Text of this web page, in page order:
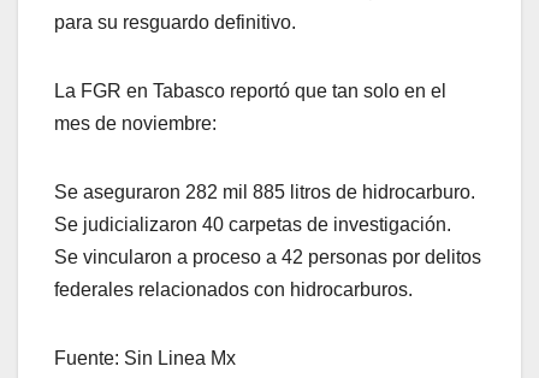
para su resguardo definitivo.
La FGR en Tabasco reportó que tan solo en el
mes de noviembre:
Se aseguraron 282 mil 885 litros de hidrocarburo.
Se judicializaron 40 carpetas de investigación.
Se vincularon a proceso a 42 personas por delitos
federales relacionados con hidrocarburos.
Fuente: Sin Linea Mx